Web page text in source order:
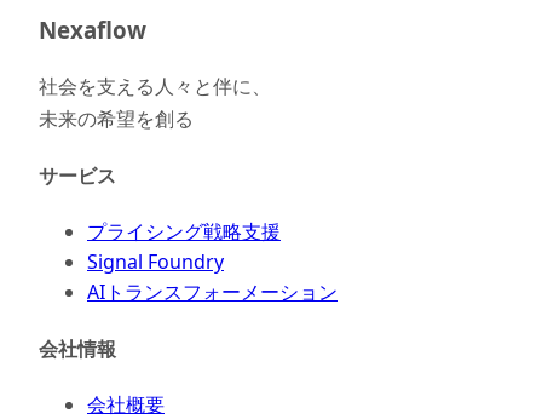
Nexaflow
社会を支える人々と伴に、
未来の希望を創る
サービス
プライシング戦略支援
Signal Foundry
AIトランスフォーメーション
会社情報
会社概要